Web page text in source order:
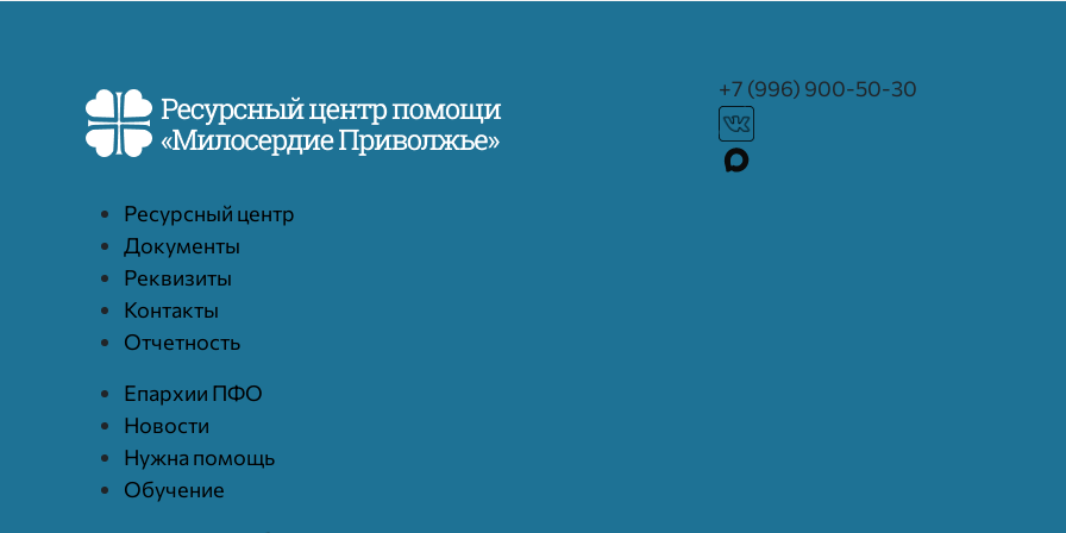
+7 (996) 900-50-30
Ресурcный центр
Документы
Реквизиты
Контакты
Отчетность
Епархии ПФО
Новости
Нужна помощь
Обучение